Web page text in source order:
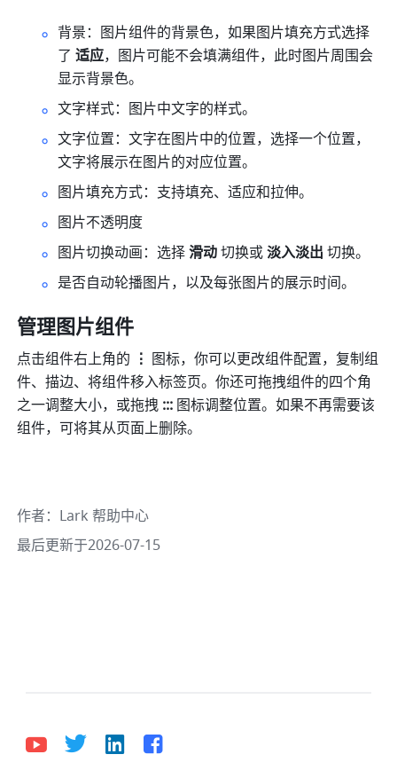
背景：图片组件的背景色，如果图片填充方式选择
了 适应，图片可能不会填满组件，此时图片周围会
显示背景色。
文字样式：图片中文字的样式。
文字位置：文字在图片中的位置，选择一个位置，
文字将展示在图片的对应位置。
图片填充方式：支持填充、适应和拉伸。
图片不透明度
图片切换动画：选择 滑动 切换或 淡入淡出 切换。
是否自动轮播图片，以及每张图片的展示时间。
管理图片组件
点击组件右上角的 ⋮ 图标，你可以更改组件配置，复制组
件、描边、将组件移入标签页。你还可拖拽组件的四个角
之一调整大小，或拖拽 ::: 图标调整位置。如果不再需要该
组件，可将其从页面上删除。
作者： Lark 帮助中心
最后更新于2026-07-15